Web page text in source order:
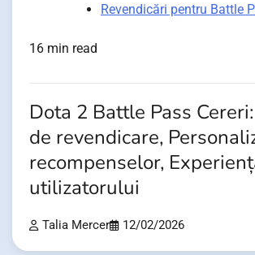
Revendicări pentru Battle
16 min read
Dota 2 Battle Pass
de revendicare,
recompenselor,
utilizatorului
Talia Mercer 12/02/2026